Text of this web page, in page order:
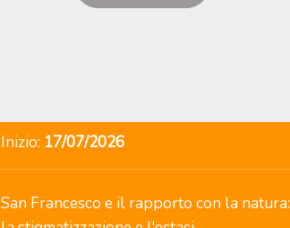
Inizio: 17/07/2026
San Francesco e il rapporto con la natura: